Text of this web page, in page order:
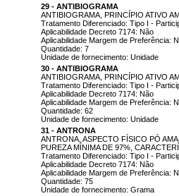
29 - ANTIBIOGRAMA
ANTIBIOGRAMA, PRINCÍPIO ATIVO
Tratamento Diferenciado: Tipo I -
Aplicabilidade Decreto 7174: Não
Aplicabilidade Margem de Preferência:
Quantidade: 7
Unidade de fornecimento: Unidade
30 - ANTIBIOGRAMA
ANTIBIOGRAMA, PRINCÍPIO ATIVO
Tratamento Diferenciado: Tipo I -
Aplicabilidade Decreto 7174: Não
Aplicabilidade Margem de Preferência:
Quantidade: 62
Unidade de fornecimento: Unidade
31 - ANTRONA
ANTRONA, ASPECTO FÍSICO PÓ
PUREZA MÍNIMA DE 97%,
Tratamento Diferenciado: Tipo I -
Aplicabilidade Decreto 7174: Não
Aplicabilidade Margem de Preferência:
Quantidade: 75
Unidade de fornecimento: Grama